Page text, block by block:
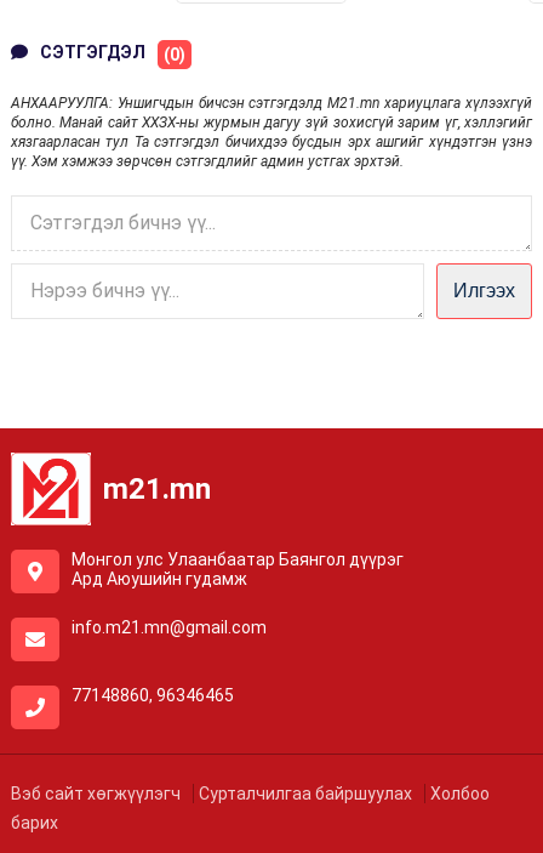
СЭТГЭГДЭЛ (0)
АНХААРУУЛГА: Уншигчдын бичсэн сэтгэгдэлд M21.mn хариуцлага хүлээхгүй
болно. Манай сайт ХХЗХ-ны журмын дагуу зүй зохисгүй зарим үг, хэллэгийг
хязгаарласан тул Та сэтгэгдэл бичихдээ бусдын эрх ашгийг хүндэтгэн үзнэ
үү. Хэм хэмжээ зөрчсөн сэтгэгдлийг админ устгах эрхтэй.
Илгээх
m21.mn
Монгол улс Улаанбаатар Баянгол дүүрэг
Ард Аюушийн гудамж
info.m21.mn@gmail.com
77148860, 96346465
Вэб сайт хөгжүүлэгч Сурталчилгаа байршуулах
Холбоо
барих